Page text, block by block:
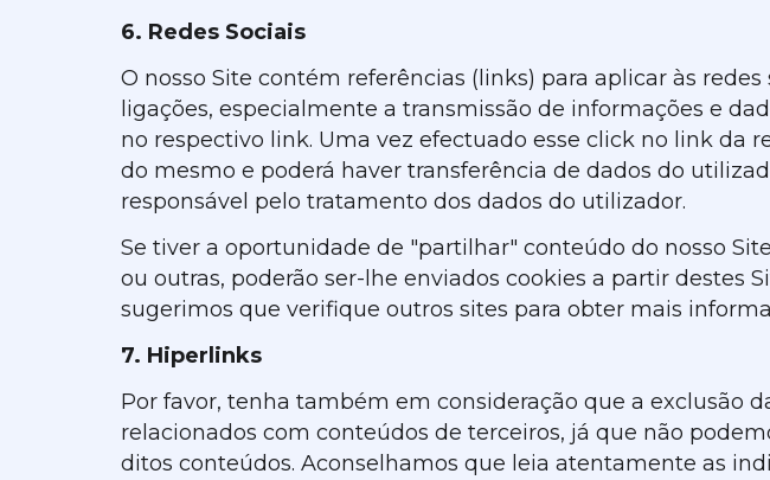
6. Redes Sociais
O nosso Site contém referências (links) para aplicar às
ligações, especialmente a transmissão de informações e
no respectivo link. Uma vez efectuado esse click no link da
do mesmo e poderá haver transferência de dados do
responsável pelo tratamento dos dados do utilizador.
Se tiver a oportunidade de "partilhar" conteúdo do nosso
ou outras, poderão ser-lhe enviados cookies a partir destes
sugerimos que verifique outros sites para obter mais
7. Hiperlinks
Por favor, tenha também em consideração que a exclusão
relacionados com conteúdos de terceiros, já que não
ditos conteúdos. Aconselhamos que leia atentamente as